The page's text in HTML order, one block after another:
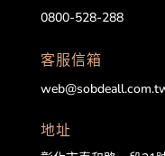
0800-528-288
客服信箱
地址